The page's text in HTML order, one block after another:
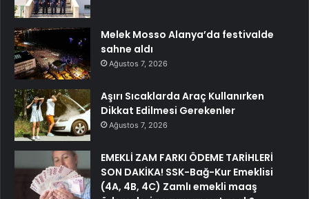
Melek Mosso Alanya’da festivalde
sahne aldı
Ağustos 7, 2026
Aşırı Sıcaklarda Araç Kullanırken
Dikkat Edilmesi Gerekenler
Ağustos 7, 2026
EMEKLİ ZAM FARKI ÖDEME TARİHLERİ
SON DAKİKA! SSK-Bağ-Kur Emeklisi
(4A, 4B, 4C) Zamlı emekli maaş